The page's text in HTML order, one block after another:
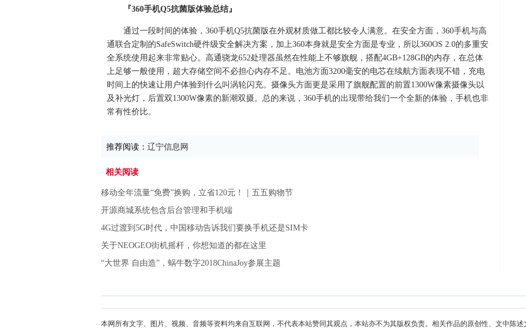
『360手机Q5抗菌版体验总结』
通过一段时间的体验，360手机Q5抗菌版在外观材质做工都比较令人满意。在安全方面，360手机与高
通联合定制的SafeSwitch硬件级安全解决方案，加上360本身就是安全方面是专业，所以360OS 2.0的多重安
全系统使用起来非常贴心。高通骁龙652处理器虽然在性能上不够旗舰，搭配4GB+128GB的内存，在总体
上足够一般使用，超大存储空间不必担心内存不足。电池方面3200毫安的电芯在续航方面表现不错，充电
时间上的快速让用户体验到什么叫涡轮闪充。摄像头方面更是采用了旗舰配置的前置1300W像素摄像头以
及补光灯，后置双1300W像素的新潮双摄。总的来说，360手机的出现带给我们一个全新的体验，手机也非
常有性价比。
推荐阅读： 辽宁信息网
相关阅读
移动全年流量“免费”换购，立省120元！｜五五购物节
开源商城系统包含后台管理和手机端
4G过渡到5G时代，中国移动告诉我们要换手机还是SIM卡
关于NEOGEO街机摇杆，你想知道的都在这里
“大世界 自由造”，蜗牛数字2018ChinaJoy参展主题
本网所有文字、图片、视频、音频等资料均来自互联网，不代表本站赞同其观点，本站亦不为其版权负责。相关作品的原创性、文中陈